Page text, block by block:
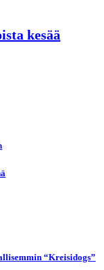
kesää
“Kreisidogs”